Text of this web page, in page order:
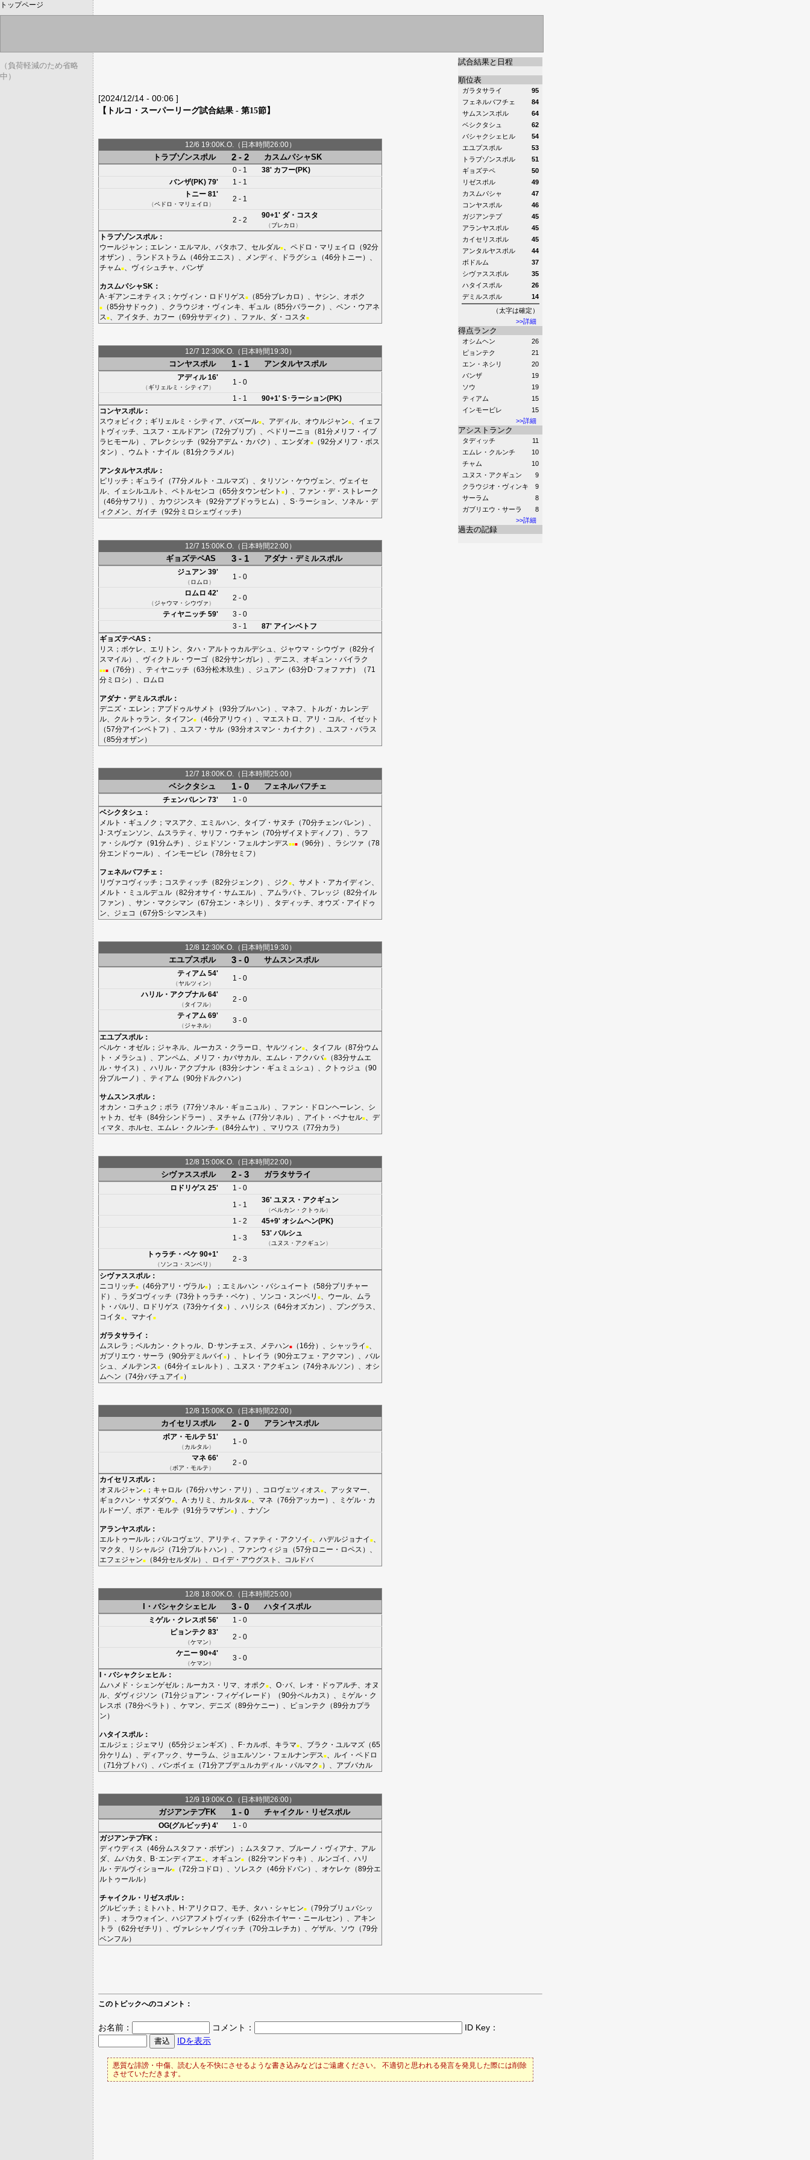
トップページ
（負荷軽減のため省略
中）
試合結果と日程
順位表
>>詳細
ガラタサライ
95
フェネルバフチェ
84
サムスンスポル
64
ベシクタシュ
62
バシャクシェヒル
54
エユプスポル
53
トラブゾンスポル
51
ギョズテペ
50
リゼスポル
49
カスムパシャ
47
コンヤスポル
46
ガジアンテプ
45
アランヤスポル
45
カイセリスポル
45
アンタルヤスポル
44
ボドルム
37
シヴァススポル
35
ハタイスポル
26
デミルスポル
14
（太字は確定）
得点ランク
>>詳細
オシムヘン
26
ピョンテク
21
エン・ネシリ
20
バンザ
19
ソウ
19
ティアム
15
インモービレ
15
アシストランク
>>詳細
タディッチ
11
エムレ・クルンチ
10
チャム
10
ユヌス・アクギュン
9
クラウジオ・ヴィンキ
9
サーラム
8
ガブリエウ・サーラ
8
過去の記録
[2024/12/14 - 00:06 ]
【トルコ・スーパーリーグ試合結果 - 第15節】
12/6 19:00K.O.（日本時間26:00）
トラブゾンスポル 2 - 2 カスムパシャSK
0 - 1 38' カフー(PK)
バンザ(PK) 79'
1 - 1
トニー 81'
（ペドロ・マリェイロ ）
2 - 1
2 - 2
90+1' ダ・コスタ
（ブレカロ ）
トラブゾンスポル：
ウールジャン ； エレン・エルマル バタホフ セルダル■ ペドロ・マリェイロ
（92分
オザン ）、 ランドストラム （46分エニス ）、 メンディ ドラグシュ （46分 トニー ）、
チャム■ ヴィシュチャ バンザ
カスムパシャSK ：
A･ギアンニオティス ； ケヴィン・ロドリゲス ■ （85分ブレカロ ）、 ヤシン オポク
■ （85分サドゥク ）、 クラウジオ・ヴィンキ ギュル （85分バラーク ）、 ベン・ウアネ
ス ■ アイタチ カフー （69分サディク ）、 ファル ダ・コスタ ■
12/7 12:30K.O.（日本時間19:30）
コンヤスポル 1 - 1 アンタルヤスポル
アディル16'
（ギリェルミ・シティア）
1 - 0
1 - 1
90+1' S･ラーション(PK)
コンヤスポル：
スウォビィク ； ギリェルミ・シティア バズール■ アディル オウルジャン■
イェフ
トヴィッチ
ユスフ・エルドアン （72分プリプ）、 ペドリーニョ （81分 メリフ・イブ
ラヒモール）、 アレクシッチ （92分アデム・カバク ）、 エンダオ■ （92分 メリフ・ボス
タン ）、 ウムト・ナイル （81分クラメル）
アンタルヤスポル：
ピリッチ ； ギュライ （77分 メルト・ユルマズ）、 タリソン・ケウヴェン
ヴェイセ
ル
イェシルユルト ペトルセンコ （65分タウンゼント ■ ）、 ファン・デ・ストレーク
（46分サフリ ）、 カウジンスキ （92分アブドゥラヒム ）、 S･ラーション
ソネル・デ
ィクメン
ガイチ （92分 ミロシェヴィッチ ）
12/7 15:00K.O.（日本時間22:00）
ギョズテペAS 3 - 1 アダナ・デミルスポル
ジュアン 39'
（ロムロ ）
1 - 0
ロムロ 42'
（ジャウマ・シウヴァ）
2 - 0
ティヤニッチ 59'
3 - 0
3 - 1
87' アインベトフ
ギョズテペAS ：
リス ； ボケレ エリトン タハ・アルトゥカルデシュ ジャウマ・シウヴァ （82分イ
スマイル）、 ヴィクトル・ウーゴ （82分サンガレ ）、 デニス オギュン・バイラク
■■■ （76分）、 ティヤニッチ （63分松木玖生 ）、 ジュアン （63分D･フォファナ ）（71
分 ミロシ ）、 ロムロ
アダナ・デミルスポル：
デニズ・エレン ； アブドゥルサメト （93分ブルハン ）、 マネフ
トルガ・カレンデ
ル
クルトゥラン タイフン■ （46分アリウィ ）、 マエストロ アリ・コル
イゼット
（57分アインベトフ ）、 ユスフ・サル （93分オスマン・カイナク ）、
ユスフ・バラス
（85分オザン ）
12/7 18:00K.O.（日本時間25:00）
ベシクタシュ 1 - 0 フェネルバフチェ
チェンバレン 73'
1 - 0
ベシクタシュ ：
メルト・ギュノク ； マスアク エミルハン タイプ・サヌチ （70分チェンバレン ）、
J･スヴェンソン
ムスラティ サリフ・ウチャン （70分ザイヌトディノフ ）、 ラフ
ァ・シルヴァ （91分ムチ ）、 ジェドソン・フェルナンデス ■■■ （96分）、 ラシツァ （78
分エンドゥール）、 インモービレ （78分セミフ ）
フェネルバフチェ ：
リヴァコヴィッチ ； コスティッチ （82分ジェンク ）、 ジク ■ サメト・アカイディン
メルト・ミュルデュル （82分オサイ・サムエル）、 アムラバト フレッジ （82分イル
ファン ）、 サン・マクシマン （67分エン・ネシリ ）、 タディッチ
オウズ・アイドゥ
ン
ジェコ （67分S･シマンスキ ）
12/8 12:30K.O.（日本時間19:30）
エユプスポル 3 - 0 サムスンスポル
ティアム 54'
（ヤルツィン）
1 - 0
ハリル・アクブナル64'
（タイフル）
2 - 0
ティアム 69'
（ジャネル）
3 - 0
エユプスポル：
ベルケ・オゼル ； ジャネル ルーカス・クラーロ ヤルツィン■ タイフル （87分ウム
ト・メラシュ ）、 アンペム メリフ・カバサカル エムレ・アクババ■ （83分サムエ
ル・サイス ）、 ハリル・アクブナル （83分シナン・ギュミュシュ ）、 クトゥジュ
（90
分ブルーノ ）、 ティアム （90分 ドルクハン ）
サムスンスポル：
オカン・コチュク ； ボラ （77分ソネル・ギョニュル）、 ファン・ドロンヘーレン
シ
ャトカ
ゼキ （84分シンドラー ）、 ヌチャム （77分ソネル）、 アイト・ベナセル■
デ
ィマタ
ホルセ エムレ・クルンチ■ （84分ムヤ ）、 マリウス （77分カラ ）
12/8 15:00K.O.（日本時間22:00）
シヴァススポル 2 - 3 ガラタサライ
ロドリゲス 25'
1 - 0
1 - 1
36' ユヌス・アクギュン
（ベルカン・クトゥル）
1 - 2 45+9' オシムヘン(PK)
1 - 3
53' バルシュ
（ユヌス・アクギュン）
トゥラチ・ベケ 90+1'
（ソンコ・スンベリ ）
2 - 3
シヴァススポル：
ニコリッチ■ （46分アリ・ヴラル■ ）； エミルハン・バシュイート （58分プリチャー
ド ）、 ラダコヴィッチ （73分 トゥラチ・ベケ ）、 ソンコ・スンベリ ■ ウール
ムラ
ト・パルリ
ロドリゲス （73分ケイタ ■ ）、 ハリシス （64分オズカン ）、 プングラス
コイタ ■ マナイ ■
ガラタサライ ：
ムスレラ ； ベルカン・クトゥル D･サンチェス メテハン■ （16分）、 シャッライ ■
ガブリエウ・サーラ
（90分デミルバイ ■ ）、 トレイラ （90分エフェ・アクマン ）、 バル
シュ
メルテンス ■ （64分イェレルト ）、 ユヌス・アクギュン （74分ネルソン ）、 オシ
ムヘン （74分バチュアイ ■ ）
12/8 15:00K.O.（日本時間22:00）
カイセリスポル 2 - 0 アランヤスポル
ボア・モルテ 51'
（カルタル）
1 - 0
マネ 66'
（ボア・モルテ）
2 - 0
カイセリスポル：
オヌルジャン■ ； キャロル （76分ハサン・アリ ）、 コロヴェツィオス ■ アッタマー
ギョクハン・サズダウ■ A･カリミ カルタル■ マネ （76分アッカー ）、
ミゲル・カ
ルドーゾ、 ボア・モルテ （91分ラマザン■ ）、 ナゾン
アランヤスポル：
エルトゥールル ； バルコヴェツ アリティ ファティ・アクソイ ■ ハデルジョナイ ■
マクタ
リシャルジ （71分ブルトハン ）、 ファンウィジョ （57分ロニー・ロペス ）、
エフェジャン■ （84分セルダル）、 ロイデ・アウグスト コルドバ
12/8 18:00K.O.（日本時間25:00）
I・バシャクシェヒル 3 - 0 ハタイスポル
ミゲル・クレスポ 56'
1 - 0
ピョンテク 83'
（ケマン）
2 - 0
ケニー 90+4'
（ケマン）
3 - 0
I・バシャクシェヒル：
ムハメド・シェンゲゼル ； ルーカス・リマ オポク ■ O･バ、 レオ・ドゥアルチ
オヌ
ル
ダヴィジソン （71分ジョアン・フィゲイレード ）（90分ペルカス ）、
ミゲル・ク
レスポ （78分ベラト ）、 ケマン デニズ （89分ケニー ）、 ピョンテク （89分カプラ
ン ）
ハタイスポル：
エルジェ ； ジェマリ （65分ジェンギズ）、 F･カルボ キラマ■ ブラク・ユルマズ （65
分ケリム ）、 ディアック サーラム ジョエルソン・フェルナンデス ■
ルイ・ペドロ
（71分ブトバ）、 バンボイェ （71分アブデュルカディル・パルマク ■ ）、 アブバカル
12/9 19:00K.O.（日本時間26:00）
ガジアンテプFK 1 - 0 チャイクル・リゼスポル
OG(グルビッチ) 4'
1 - 0
ガジアンテプFK ：
ディウディス
（46分ムスタファ・ボザン ）； ムスタファ ブルーノ・ヴィアナ
アル
ダ
ムバカタ B･エンディアエ■ オギュン■ （82分マンドゥキ ）、 ルンゴイ
ハリ
ル・デルヴィショール■ （72分コドロ ）、 ソレスク （46分 ドバン ）、 オケレケ （89分エ
ルトゥールル）
チャイクル・リゼスポル：
グルビッチ ； ミトハト H･アリクロフ モチ タハ・シャヒン■ （79分ブリュバシッ
チ ）、 オラウォイン ハジアフメトヴィッチ （62分ホイヤー・ニールセン ）、 アキン
トラ
（62分ゼチリ ）、 ヴァレシャノヴィッチ （70分ユレチカ ）、 ゲザル ソウ （79分
ベンフル）
このトピックへのコメント：
お名前： コメント：
ID Key：
IDを表示
悪質な誹謗・中傷、読む人を不快にさせるような書き込みなどはご遠慮ください。 不適切と思われる発言を発見した際には削除
させていただきます。